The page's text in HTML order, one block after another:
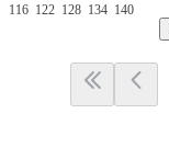
116 122 128 134 140